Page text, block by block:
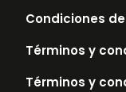
Condiciones
Términos y
Términos y